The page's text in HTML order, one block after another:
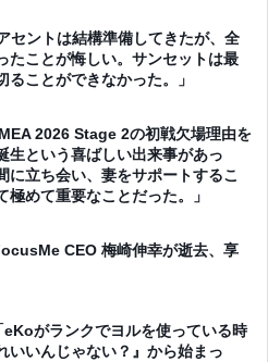
セントは結構準備してきたが、全
たことが悔しい。サンセットは最
ることができなかった。」
2026 Stage 2の初戦欠場理由を
生という喜ばしい出来事があっ
に立ち会い、妻をサポートするこ
極めて重要なことだった。」
CEO 梅崎伸幸が逝去、享
がランクでヨルを使っている時
いいんじゃない？』から始まっ